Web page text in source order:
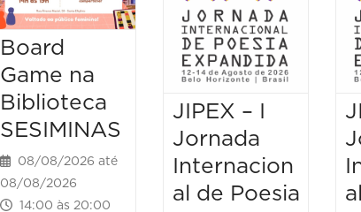
Board
Game na
Biblioteca
SESIMINAS
08/08/2026 até
08/08/2026
14:00 às 20:00
JIPEX – I
Jornada
Internacion
al de Poesia